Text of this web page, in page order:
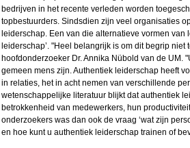
bedrijven in het recente verleden worden
topbestuurders. Sindsdien zijn veel organisaties
leiderschap. Een van die alternatieve vormen van
leiderschap’. "Heel belangrijk is om dit begrip
hoofdonderzoeker Dr. Annika Nübold van de UM.
gemeen mens zijn. Authentiek leiderschap heeft
in relaties, het in acht nemen van verschillende
wetenschappelijke literatuur blijkt dat authentiek
betrokkenheid van medewerkers, hun
onderzoekers was dan ook de vraag ‘wat zijn
en hoe kunt u authentiek leiderschap trainen of